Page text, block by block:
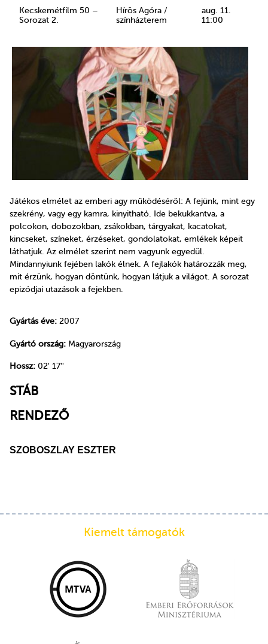
Kecskemétfilm 50 –
Sorozat 2.
Hírös Agóra /
színházterem
aug. 11.
11:00
Játékos elmélet az emberi agy működéséről: A fejünk, mint egy
szekrény, vagy egy kamra, kinyitható. Ide bekukkantva, a
polcokon, dobozokban, zsákokban, tárgyakat, kacatokat,
kincseket, színeket, érzéseket, gondolatokat, emlékek képeit
láthatjuk. Az elmélet szerint nem vagyunk egyedül.
Mindannyiunk fejében lakók élnek. A fejlakók határozzák meg,
mit érzünk, hogyan döntünk, hogyan látjuk a világot. A sorozat
epizódjai utazások a fejekben.
Gyártás éve: 2007
Gyártó ország: Magyarország
Hossz: 02' 17''
STÁB
RENDEZŐ
SZOBOSZLAY ESZTER
Kiemelt támogatók